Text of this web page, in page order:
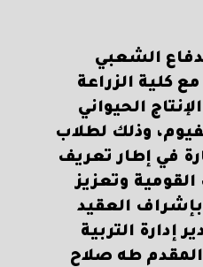
الشعبي
كلية الزراعة
الحيواني
وذلك لطلاب
في إطار تعريف
وتعزيز
بإشراف العقيد
إدارة التربية
طه صلاح